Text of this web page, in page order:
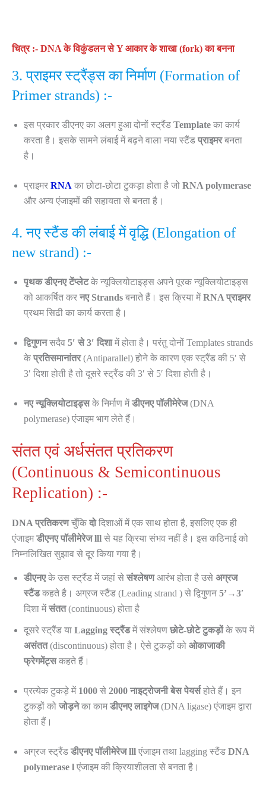
चित्र :- DNA के विकुंडलन से Y आकार के शाखा (fork) का बनना
3. प्राइमर स्ट्रैंड्स का निर्माण (Formation of
Primer strands) :-
इस प्रकार डीएनए का अलग हुआ दोनों स्ट्रैंड Template का कार्य
करता है। इसके सामने लंबाई में बढ़ने वाला नया स्टैंड प्राइमरबनता
है।
प्राइमर RNA का छोटा-छोटा टुकड़ा होता है जो RNA polymerase
और अन्य एंजाइमों की सहायता से बनता है।
4. नए स्टैंड की लंबाई में वृद्धि (Elongation of
new strand) :-
पृथक डीएनए टेंप्लेटके न्यूक्लियोटाइड्स अपने पूरक न्यूक्लियोटाइड्स
को आकर्षित कर नए Strands बनाते हैं। इस क्रिया मेंRNA प्राइमर
प्रथम सिढी का कार्य करता है।
द्विगुणनसदैव 5′ से 3′ दिशामें होता है। परंतु दोनों Templates strands
के प्रतिसमानांतर(Antiparallel) होने के कारण एक स्ट्रैंड की 5′ से
3′ दिशा होती है तो दूसरे स्ट्रैंड की 3′ से 5′ दिशा होती है।
नए न्यूक्लियोटाइड्सके निर्माण मेंडीएनए पॉलीमेरेज(DNA
polymerase) एंजाइम भाग लेते हैं।
संतत एवं अर्धसंतत प्रतिकरण
(Continuous & Semicontinuous
Replication) :-
DNA प्रतिकरणचुँकि दोदिशाओं में एक साथ होता है, इसलिए एक ही
एंजाइमडीएनए पॉलीमेरेज lll से यह क्रिया संभव नहीं है। इस कठिनाई को
निम्नलिखित सुझाव से दूर किया गया है।
डीएनएके उस स्ट्रैंड में जहां से संश्लेषणआरंभ होता है उसे अग्रज
स्टैंडकहते है। अग्रज स्टैंड (Leading strand ) से द्विगुणन5’→3′
दिशा मेंसंतत(continuous) होता है
दूसरे स्ट्रैंड या Lagging स्ट्रैंडमें संश्लेषण छोटे-छोटे टुकड़ोंके रूप में
असंतत(discontinuous) होता है। ऐसे टुकड़ों को ओकाजाकी
फ्रेगमेंट्सकहते हैं।
प्रत्येक टुकड़े में 1000 से 2000 नाइट्रोजनी बेस पेयर्सहोते हैं। इन
टुकड़ों को जोड़नेका कामडीएनए लाइगेज(DNA ligase) एंजाइम द्वारा
होता हैं।
अग्रज स्ट्रैंड डीएनए पॉलीमेरेज lll एंजाइम तथा lagging स्टैंड DNA
polymerase l एंजाइम की क्रियाशीलता से बनता है।